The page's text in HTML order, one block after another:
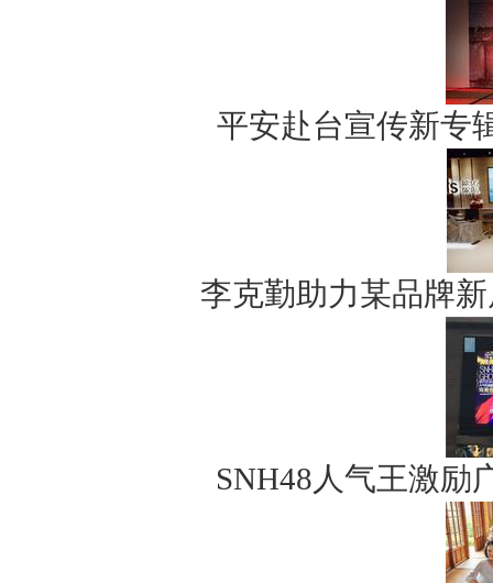
平安赴台宣传新专
李克勤助力某品牌
SNH48人气王激励